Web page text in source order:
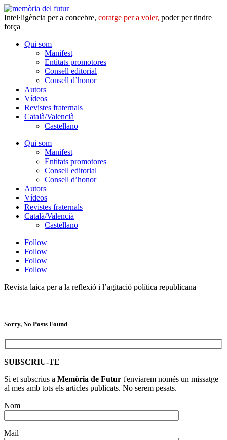
Intel·ligència per a concebre, coratge per a voler, poder per tindre
força
Qui som
Manifest
Entitats promotores
Consell editorial
Consell d’honor
Autors
Vídeos
Revistes fraternals
Català/Valencià
Castellano
Qui som
Manifest
Entitats promotores
Consell editorial
Consell d’honor
Autors
Vídeos
Revistes fraternals
Català/Valencià
Castellano
Follow
Follow
Follow
Follow
Revista laica per a la reflexió i l’agitació política republicana
Sorry, No Posts Found
SUBSCRIU-TE
Si et subscrius a Memòria de Futur t'enviarem només un missatge
al mes amb tots els articles publicats. No serem pesats.
Nom
Mail